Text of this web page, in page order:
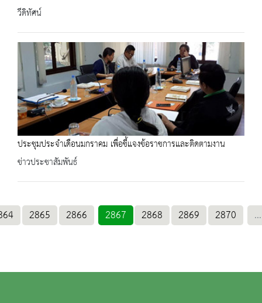
วีดิทัศน์
ประชุมประจำเดือนมกราคม เพื่อชี้แจงข้อราชการและติดตามงาน
ข่าวประชาสัมพันธ์
2865 2866 2867 2868 2869 2870 ...